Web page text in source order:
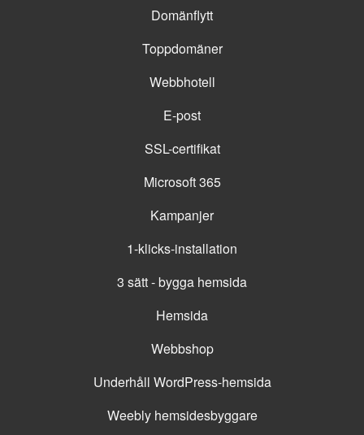
Domänflytt
Toppdomäner
Webbhotell
E-post
SSL-certifikat
Microsoft 365
Kampanjer
1-klicks-installation
3 sätt - bygga hemsida
Hemsida
Webbshop
Underhåll WordPress-hemsida
Weebly hemsidesbyggare